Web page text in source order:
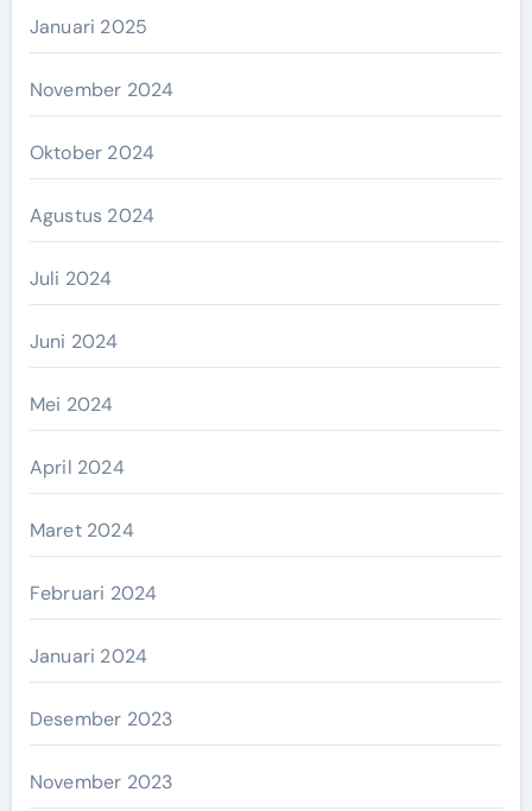
Januari 2025
November 2024
Oktober 2024
Agustus 2024
Juli 2024
Juni 2024
Mei 2024
April 2024
Maret 2024
Februari 2024
Januari 2024
Desember 2023
November 2023